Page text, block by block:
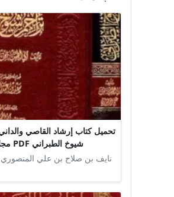
تحميل كتاب إرشاد القاصي
شيوخ الطبراني PDF مجانا
نايف بن صلاح بن علي المنصوري